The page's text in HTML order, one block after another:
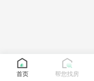
首页 帮您找房